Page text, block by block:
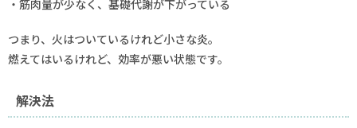
・筋肉量が少なく、基礎代謝が下がっている
つまり、火はついているけれど小さな炎。
燃えてはいるけれど、効率が悪い状態です。
解決法